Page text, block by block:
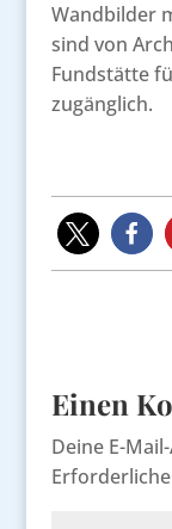
Wandbilder
sind von
Fundstätte
zugänglich.
Einen
Deine E-